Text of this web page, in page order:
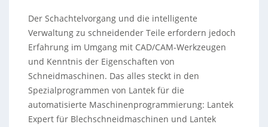
Der Schachtelvorgang und die intelligente
Verwaltung zu schneidender Teile erfordern jedoch
Erfahrung im Umgang mit CAD/CAM-Werkzeugen
und Kenntnis der Eigenschaften von
Schneidmaschinen. Das alles steckt in den
Spezialprogrammen von Lantek für die
automatisierte Maschinenprogrammierung: Lantek
Expert für Blechschneidmaschinen und Lantek